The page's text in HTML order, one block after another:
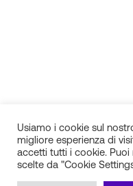
Usiamo i cookie sul
migliore esperienza di
accetti tutti i cookie.
scelte da "Cookie